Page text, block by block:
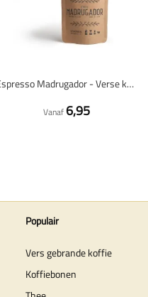
Espresso Madrugador - Verse koffiebonen
Vanaf 6,95
Populair
Vers gebrande koffie
Koffiebonen